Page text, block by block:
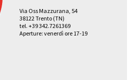
Via Oss Mazzurana, 54
38122 Trento (TN)
tel. +39 342.7261369
Aperture: venerdì ore 17-19